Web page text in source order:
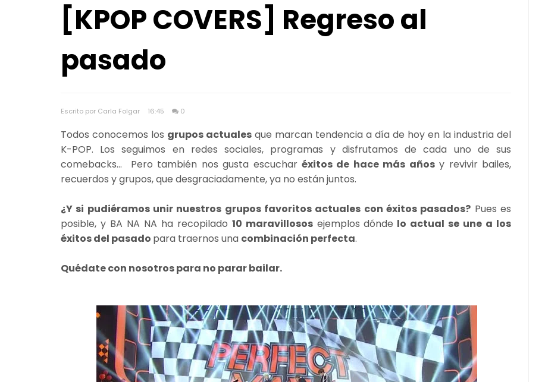
[KPOP COVERS] Regreso al
pasado
Escrito por Carla Folgar 16:45 0
Todos conocemos los grupos actuales que marcan tendencia a día de hoy en la industria del
K-POP. Los seguimos en redes sociales, programas y disfrutamos de cada uno de sus
comebacks... Pero también nos gusta escucharéxitos de hace más añosy revivir bailes,
recuerdos y grupos, que desgraciadamente, ya no están juntos.
¿Y si pudiéramos unir nuestros grupos favoritos actuales con éxitos pasados? Pues es
posible, y BA NA NA ha recopilado 10 maravillososejemplos dónde lo actual se une a los
éxitos del pasado para traernos una combinación perfecta.
Quédate con nosotros para no parar bailar.